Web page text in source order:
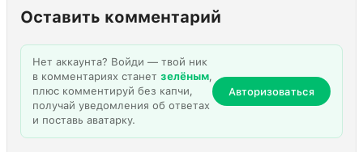
Оставить комментарий
Нет аккаунта? Войди — твой ник
в комментариях станет зелёным,
плюс комментируй без капчи,
получай уведомления об ответах
и поставь аватарку.
Авторизоваться